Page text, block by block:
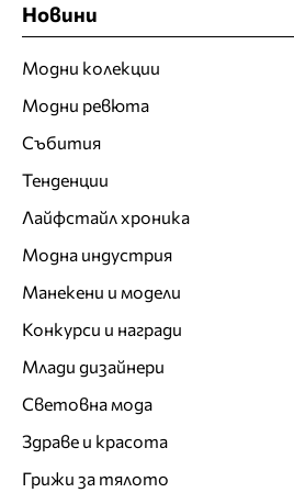
Новини
Модни колекции
Модни ревюта
Събития
Тенденции
Лайфстайл хроника
Модна индустрия
Манекени и модели
Конкурси и награди
Млади дизайнери
Световна мода
Здраве и красота
Грижи за тялото